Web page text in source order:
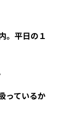
。平日の１
っているか